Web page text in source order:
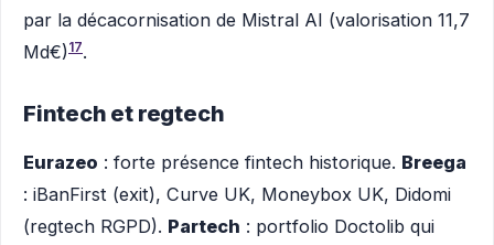
par la décacornisation de Mistral AI (valorisation 11,7
Md€)17.
Fintech et regtech
Eurazeo : forte présence fintech historique. Breega
: iBanFirst (exit), Curve UK, Moneybox UK, Didomi
(regtech RGPD). Partech : portfolio Doctolib qui